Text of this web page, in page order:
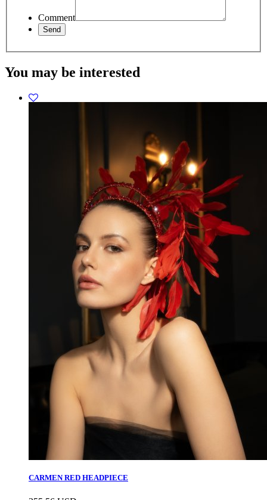
Comment
You may be interested
CARMEN RED HEADPIECE